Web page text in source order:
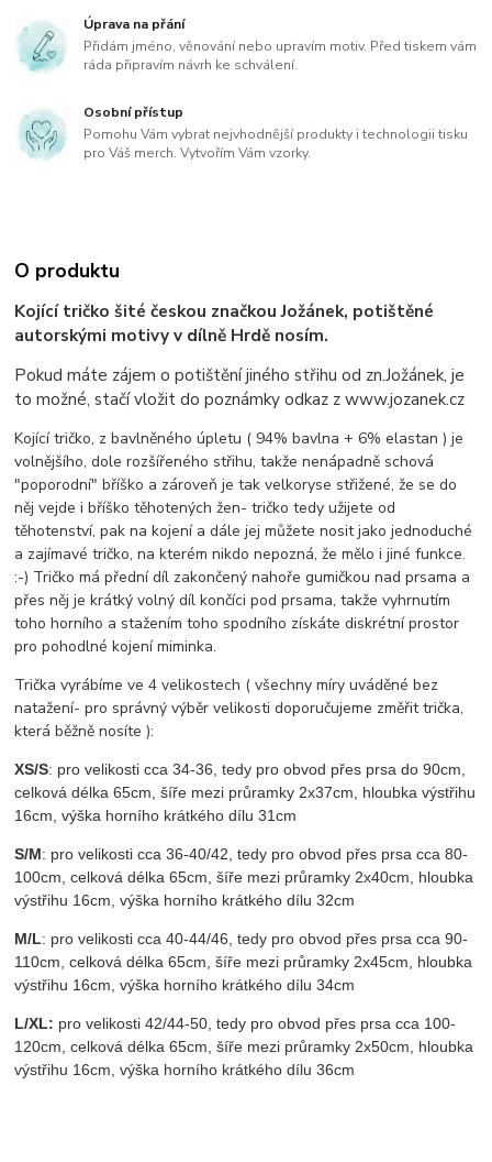
Úprava na přání
Přidám jméno, věnování nebo upravím motiv. Před tiskem vám
ráda připravím návrh ke schválení.
Osobní přístup
Pomohu Vám vybrat nejvhodnější produkty i technologii tisku
pro Váš merch. Vytvořím Vám vzorky.
O produktu
Kojící tričko šité českou značkou Jožánek, potištěné
autorskými motivy v dílně Hrdě nosím.
Pokud máte zájem o potištění jiného střihu od zn.Jožánek, je
to možné, stačí vložit do poznámky odkaz z www.jozanek.cz
Kojící tričko, z bavlněného úpletu ( 94% bavlna + 6% elastan ) je
volnějšího, dole rozšířeného střihu, takže nenápadně schová
"poporodní" bříško a zároveň je tak velkoryse střižené, že se do
něj vejde i bříško těhotených žen- tričko tedy užijete od
těhotenství, pak na kojení a dále jej můžete nosit jako jednoduché
a zajímavé tričko, na kterém nikdo nepozná, že mělo i jiné funkce.
:-) Tričko má přední díl zakončený nahoře gumičkou nad prsama a
přes něj je krátký volný díl končíci pod prsama, takže vyhrnutím
toho horního a stažením toho spodního získáte diskrétní prostor
pro pohodlné kojení miminka.
Trička vyrábíme ve 4 velikostech ( všechny míry uváděné bez
natažení- pro správný výběr velikosti doporučujeme změřit trička,
která běžně nosíte ):
XS/S: pro velikosti cca 34-36, tedy pro obvod přes prsa do 90cm,
celková délka 65cm, šíře mezi průramky 2x37cm, hloubka výstřihu
16cm, výška horního krátkého dílu 31cm
S/M: pro velikosti cca 36-40/42, tedy pro obvod přes prsa cca 80-
100cm, celková délka 65cm, šíře mezi průramky 2x40cm, hloubka
výstřihu 16cm, výška horního krátkého dílu 32cm
M/L: pro velikosti cca 40-44/46, tedy pro obvod přes prsa cca 90-
110cm, celková délka 65cm, šíře mezi průramky 2x45cm, hloubka
výstřihu 16cm, výška horního krátkého dílu 34cm
L/XL: pro velikosti 42/44-50, tedy pro obvod přes prsa cca 100-
120cm, celková délka 65cm, šíře mezi průramky 2x50cm, hloubka
výstřihu 16cm, výška horního krátkého dílu 36cm